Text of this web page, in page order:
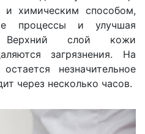
и химическим способом,
процессы и улучшая
Верхний слой кожи
загрязнения. На
незначительное
через несколько часов.